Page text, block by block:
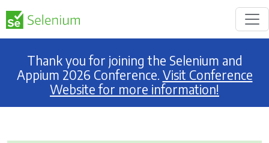
Thank you for joining the Selenium and
Appium 2026 Conference. Visit Conference
Website for more information!